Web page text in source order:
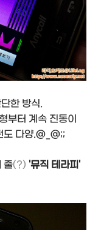
한 방식.
부터 계속 진동이
도 다양.@_@;;
줄(?) '뮤직 테라피'